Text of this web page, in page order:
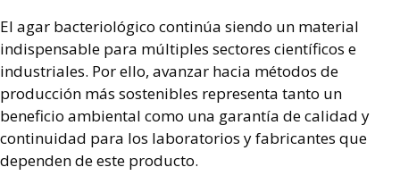
El agar bacteriológico continúa siendo un material
indispensable para múltiples sectores científicos e
industriales. Por ello, avanzar hacia métodos de
producción más sostenibles representa tanto un
beneficio ambiental como una garantía de calidad y
continuidad para los laboratorios y fabricantes que
dependen de este producto.